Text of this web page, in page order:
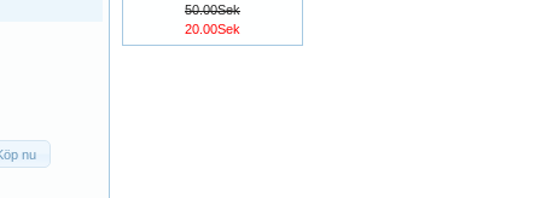
nu
50.00Sek
20.00Sek